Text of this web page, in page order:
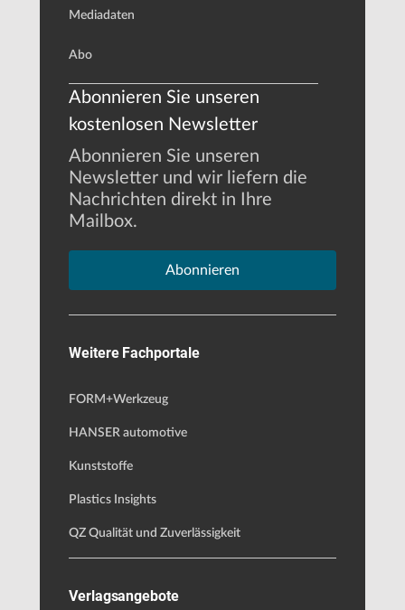
Mediadaten
Abo
Abonnieren Sie unseren
kostenlosen Newsletter
Abonnieren Sie unseren
Newsletter und wir liefern die
Nachrichten direkt in Ihre
Mailbox.
Abonnieren
Weitere Fachportale
FORM+Werkzeug
HANSER automotive
Kunststoffe
Plastics Insights
QZ Qualität und Zuverlässigkeit
Verlagsangebote